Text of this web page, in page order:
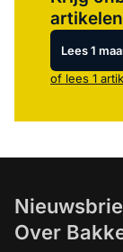
Lees 1
of lees 1
Over